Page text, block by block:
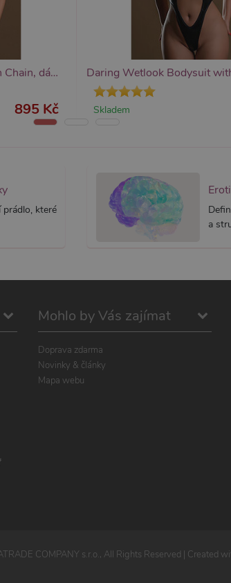
Daring Wetlook Bodysuit with Chain, dámský body s řetízky
895 Kč Skladem
prádlo, které
a
Mohlo by Vás zajímat
Doprava zdarma
Novinky & články
Mapa webu
COMPANY s.r.o., All Rights Reserved | Created
cookie je spojen s Google Universal Analytics - což je
služby Google. Tento soubor cookie se používá k
vygenerovaného čísla jako identifikátoru klienta. Je
a slouží k výpočtu údajů o návštěvnících, relacích a
chatu nastavuje soubory cookie pro uložení ID živého chatu
zařízení napříč návštěvami.